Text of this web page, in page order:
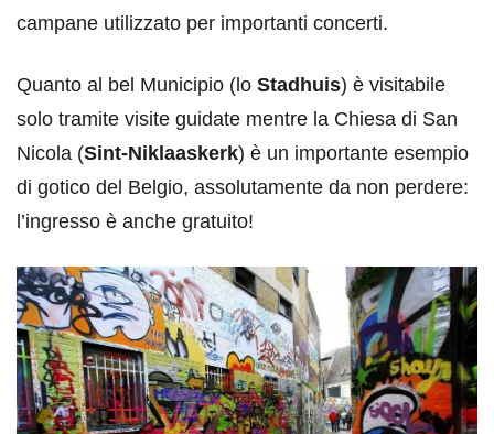
campane utilizzato per importanti concerti.
Quanto al bel Municipio (lo Stadhuis) è visitabile
solo tramite visite guidate mentre la Chiesa di San
Nicola (Sint-Niklaaskerk) è un importante esempio
di gotico del Belgio, assolutamente da non perdere:
l’ingresso è anche gratuito!